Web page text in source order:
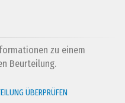
zu einem
Beurteilung.
ÜBERPRÜFEN